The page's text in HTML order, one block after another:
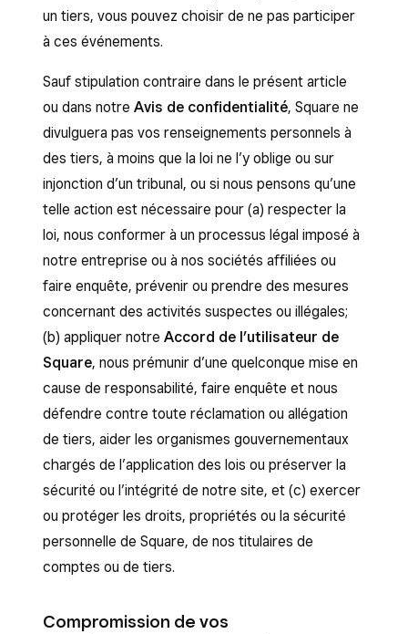
un tiers, vous pouvez choisir de ne pas participer
à ces événements.
Sauf stipulation contraire dans le présent article
ou dans notre Avis de confidentialité, Square ne
divulguera pas vos renseignements personnels à
des tiers, à moins que la loi ne l’y oblige ou sur
injonction d’un tribunal, ou si nous pensons qu’une
telle action est nécessaire pour (a) respecter la
loi, nous conformer à un processus légal imposé à
notre entreprise ou à nos sociétés affiliées ou
faire enquête, prévenir ou prendre des mesures
concernant des activités suspectes ou illégales;
(b) appliquer notre Accord de l’utilisateur de
Square, nous prémunir d’une quelconque mise en
cause de responsabilité, faire enquête et nous
défendre contre toute réclamation ou allégation
de tiers, aider les organismes gouvernementaux
chargés de l’application des lois ou préserver la
sécurité ou l’intégrité de notre site, et (c) exercer
ou protéger les droits, propriétés ou la sécurité
personnelle de Square, de nos titulaires de
comptes ou de tiers.
Compromission de vos